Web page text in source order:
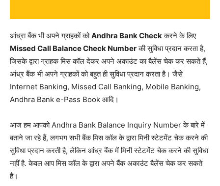
आंध्रा बैंक भी अपने ग्राहकों कोAndhra Bank Checkकरने के लिए
Missed Call Balance Check Numberकी सुविधा प्रदान करता है,
जिसके द्वारा ग्राहक मिस कॉल देकर अपने अकाउंट का बैलेंस चेक कर सकते हैं,
आंध्र बैंक भी अपने ग्राहकों को बहुत ही सुविधा प्रदान करता है। जैसे
Internet Banking, Missed Call Banking, Mobile Banking,
Andhra Bank e-Pass Book आदि।
आज हम आपको Andhra Bank Balance Inquiry Number के बारे में
बताने जा रहे हैं, लगभग सभी बैंक मिस कॉल के द्वारा मिनी स्टेटमेंट चेक करने की
सुविधा प्रदान करती है, लेकिन आंध्र बैंक में मिनी स्टेटमेंट चेक करने की सुविधा
नहीं है. केवल आप मिस कॉल के द्वारा अपने बैंक अकाउंट बैलेंस चेक कर सकते
है।